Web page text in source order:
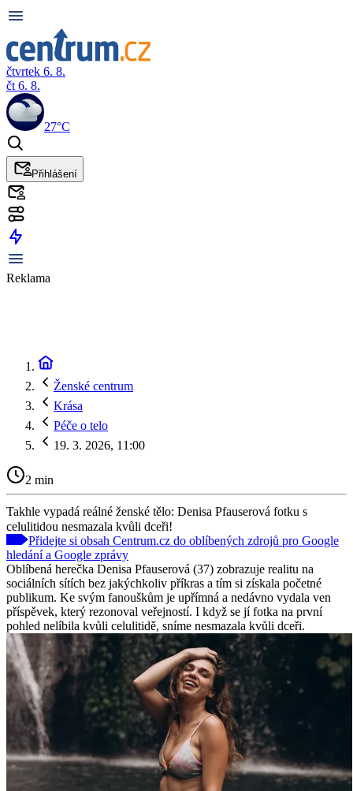
čtvrtek 6. 8.
čt 6. 8.
27°C
Přihlášení
Reklama
Ženské centrum
Krása
Péče o telo
19. 3. 2026, 11:00
2 min
Takhle vypadá reálné ženské tělo: Denisa Pfauserová fotku s
celulitidou nesmazala kvůli dceři!
Přidejte si obsah Centrum.cz do oblíbených zdrojů pro Google
hledání a Google zprávy
Oblíbená herečka Denisa Pfauserová (37) zobrazuje realitu na
sociálních sítích bez jakýchkoliv příkras a tím si získala početné
publikum. Ke svým fanouškům je upřímná a nedávno vydala ven
příspěvek, který rezonoval veřejností. I když se jí fotka na první
pohled nelíbila kvůli celulitidě, sníme nesmazala kvůli dceři.